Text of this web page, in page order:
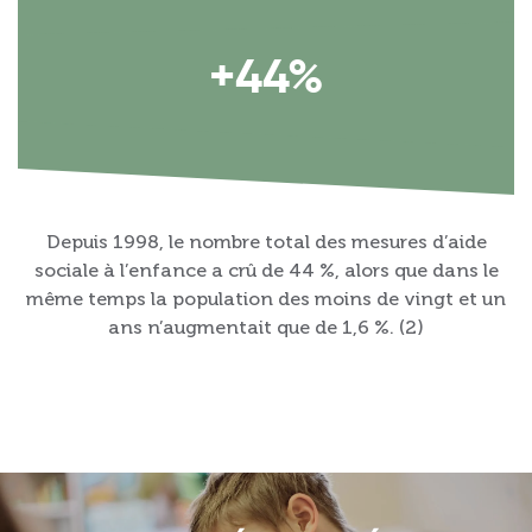
+44%
Depuis 1998, le nombre total des mesures d’aide
sociale à l’enfance a crû de 44 %, alors que dans le
même temps la population des moins de vingt et un
ans n’augmentait que de 1,6 %. (2)